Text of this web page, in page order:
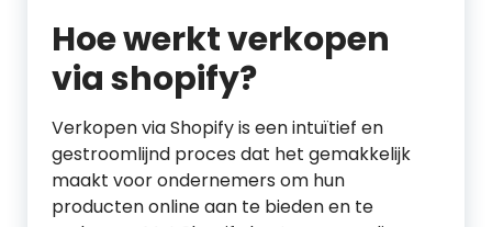
Hoe werkt verkopen
via shopify?
Verkopen via Shopify is een intuïtief en
gestroomlijnd proces dat het gemakkelijk
maakt voor ondernemers om hun
producten online aan te bieden en te